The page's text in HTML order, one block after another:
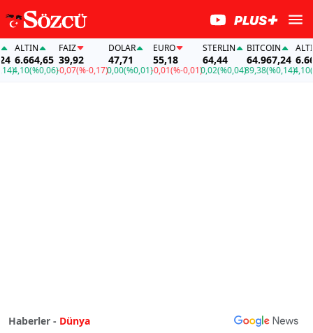
ALTIN
6.664,65
(%0,06)
FAİZ
39,92
-0,07(%-0,17)
DOLAR
47,71
0,00(%0,01)
EURO
55,18
-0,01(%-0,01)
STERLIN
64,44
0,02(%0,04)
BITCOIN
64.967,24
89,38(%0,14)
ALTIN
4,10
Haberler - Dünya